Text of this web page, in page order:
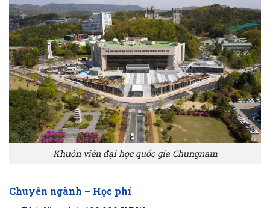
Khuôn viên đại học quốc gia Chungnam
Chuyên ngành – Học phí